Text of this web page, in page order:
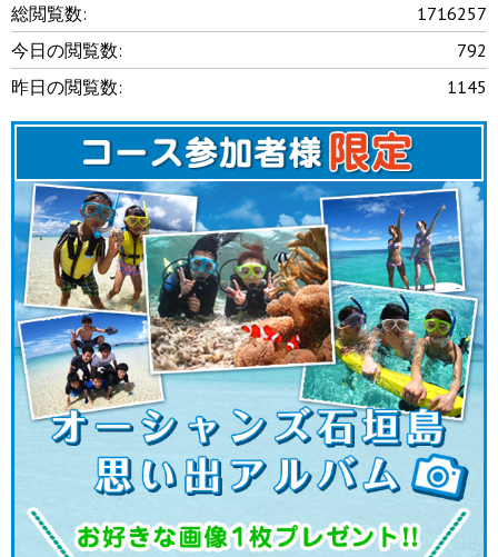
1716257
総閲覧数:
792
今日の閲覧数:
1145
昨日の閲覧数: